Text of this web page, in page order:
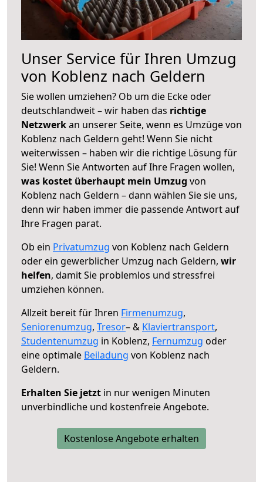
Unser Service für Ihren Umzug
von Koblenz nach Geldern
Sie wollen umziehen? Ob um die Ecke oder
deutschlandweit – wir haben das richtige
Netzwerkan unserer Seite, wenn es Umzüge von
Koblenz nach Geldern geht! Wenn Sie nicht
weiterwissen – haben wir die richtige Lösung für
Sie! Wenn Sie Antworten auf Ihre Fragen wollen,
was kostet überhaupt mein Umzug von
Koblenz nach Geldern – dann wählen Sie sie uns,
denn wir haben immer die passende Antwort auf
Ihre Fragen parat.
Ob ein Privatumzug von Koblenz nach Geldern
oder ein gewerblicher Umzug nach Geldern, wir
helfen, damit Sie problemlos und stressfrei
umziehen können.
Allzeit bereit für Ihren Firmenumzug,
Seniorenumzug, Tresor– & Klaviertransport,
Studentenumzug in Koblenz, Fernumzug oder
eine optimale Beiladung von Koblenz nach
Geldern.
Erhalten Sie jetzt in nur wenigen Minuten
unverbindliche und kostenfreie Angebote.
Kostenlose Angebote erhalten